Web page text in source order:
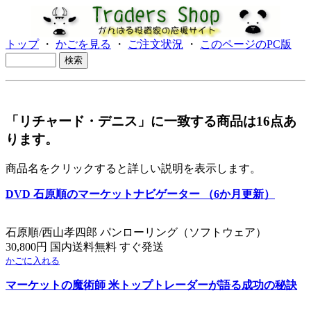
トップ・ かごを見る ・ ご注文状況 ・ このページのPC版
「リチャード・デニス」に一致する商品は16点あ
ります。
商品名をクリックすると詳しい説明を表示します。
DVD 石原順のマーケットナビゲーター （6か月更新）
石原順/西山孝四郎 パンローリング（ソフトウェア）
30,800円 国内送料無料 すぐ発送
かごに入れる
マーケットの魔術師 米トップトレーダーが語る成功の秘訣